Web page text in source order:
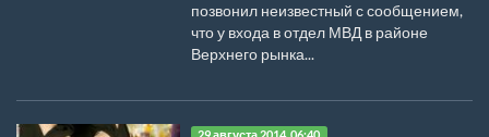
позвонил неизвестный с сообщением,
что у входа в отдел МВД в районе
Верхнего рынка...